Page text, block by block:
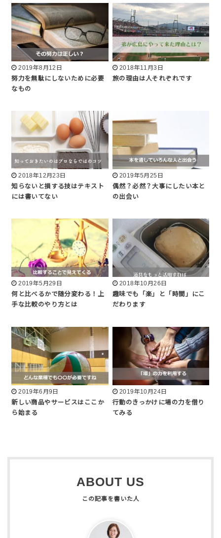
2019年8月12日
努力を無駄にしないために必要
なもの
2018年11月3日
旅の理由は人それぞれです
2018年12月23日
知らないと損する技はテキスト
には書いてない
2019年5月25日
偶然？必然？大事にしたい本と
の出会い
2019年5月29日
何と比べるかで随分変わる！上
手な比較のやり方とは
2018年10月26日
趣味でも「楽」と「時間」にこ
だわります
2019年6月9日
新しい商品やサービスはここか
ら始まる
2019年10月24日
行動のきっかけに場の力を借り
てみる
ABOUT US